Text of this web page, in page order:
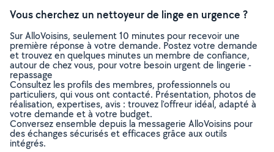
Vous cherchez un nettoyeur de linge en urgence ?
Sur AlloVoisins, seulement 10 minutes pour recevoir une
première réponse à votre demande. Postez votre demande
et trouvez en quelques minutes un membre de confiance,
autour de chez vous, pour votre besoin urgent de lingerie -
repassage
Consultez les profils des membres, professionnels ou
particuliers, qui vous ont contacté. Présentation, photos de
réalisation, expertises, avis : trouvez l'offreur idéal, adapté à
votre demande et à votre budget.
Conversez ensemble depuis la messagerie AlloVoisins pour
des échanges sécurisés et efficaces grâce aux outils
intégrés.